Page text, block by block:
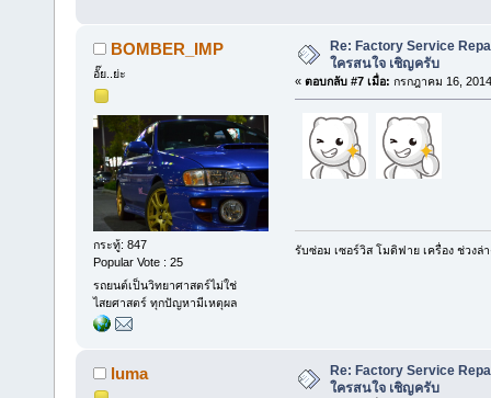
BOMBER_IMP
อั๊ย..ย่ะ
กระทู้: 847
Popular Vote : 25
รถยนต์เป็นวิทยาศาสตร์ไม่ใช่
ไสยศาสตร์ ทุกปัญหามีเหตุผล
Re: Factory Service
ใครสนใจ เชิญครับ
« ตอบกลับ #7 เมื่อ: กรกฎาคม 16,
รับซ่อม เซอร์วิส โมดิฟาย เครื่อง ช่วง
luma
Re: Factory Service
ใครสนใจ เชิญครับ